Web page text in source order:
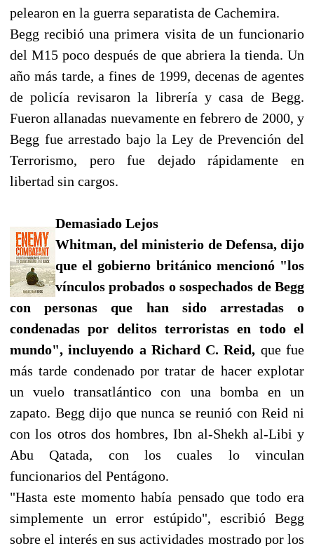
pelearon en la guerra separatista de Cachemira.
Begg recibió una primera visita de un funcionario
del M15 poco después de que abriera la tienda. Un
año más tarde, a fines de 1999, decenas de agentes
de policía revisaron la librería y casa de Begg.
Fueron allanadas nuevamente en febrero de 2000, y
Begg fue arrestado bajo la Ley de Prevención del
Terrorismo, pero fue dejado rápidamente en
libertad sin cargos.
Demasiado Lejos
Whitman, del ministerio de Defensa, dijo
que el gobierno británico mencionó "los
vínculos probados o sospechados de Begg
con personas que han sido arrestadas o
condenadas por delitos terroristas en todo el
mundo", incluyendo a Richard C. Reid, que fue
más tarde condenado por tratar de hacer explotar
un vuelo transatlántico con una bomba en un
zapato. Begg dijo que nunca se reunió con Reid ni
con los otros dos hombres, Ibn al-Shekh al-Libi y
Abu Qatada, con los cuales lo vinculan
funcionarios del Pentágono.
"Hasta este momento había pensado que todo era
simplemente un error estúpido", escribió Begg
sobre el interés en sus actividades mostrado por los